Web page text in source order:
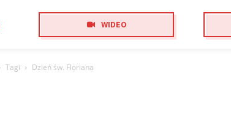
WIDEO
Tagi Dzień św. Floriana